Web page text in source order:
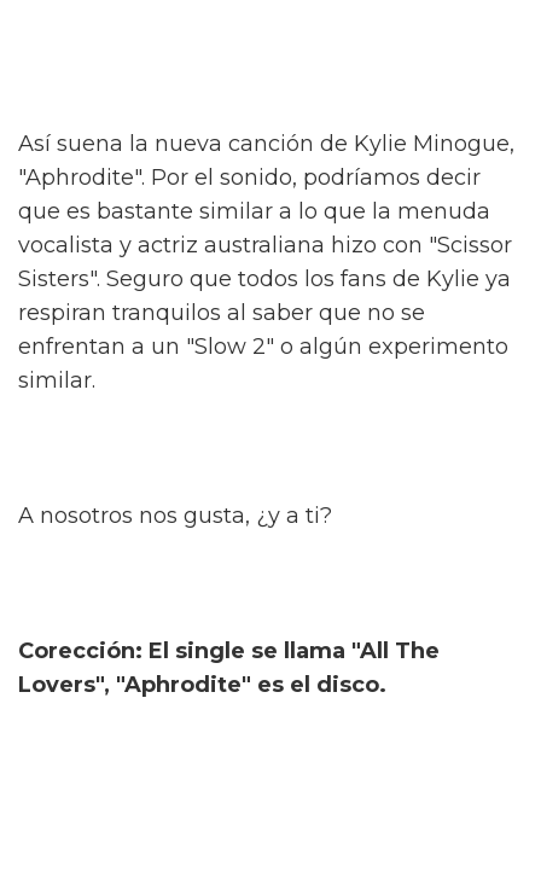
Así suena la nueva canción de Kylie Minogue,
"Aphrodite". Por el sonido, podríamos decir
que es bastante similar a lo que la menuda
vocalista y actriz australiana hizo con "Scissor
Sisters". Seguro que todos los fans de Kylie ya
respiran tranquilos al saber que no se
enfrentan a un "Slow 2" o algún experimento
similar.
A nosotros nos gusta, ¿y a ti?
Corección: El single se llama "All The
Lovers", "Aphrodite" es el disco.